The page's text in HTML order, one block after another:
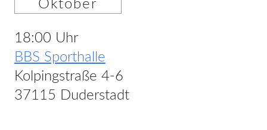
Oktober
18:00 Uhr
BBS Sporthalle
Kolpingstraße 4-6
37115 Duderstadt